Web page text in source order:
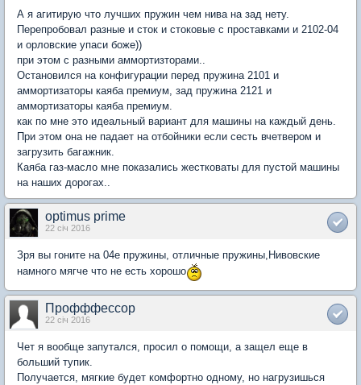
А я агитирую что лучших пружин чем нива на зад нету.
Перепробовал разные и сток и стоковые с проставками и 2102-04
и орловские упаси боже))
при этом с разными аммортизторами..
Остановился на конфигурации перед пружина 2101 и
аммортизаторы каяба премиум, зад пружина 2121 и
аммортизаторы каяба премиум.
как по мне это идеальный вариант для машины на каждый день.
При этом она не падает на отбойники если сесть вчетвером и
загрузить багажник.
Каяба газ-масло мне показались жестковаты для пустой машины
на наших дорогах..
optimus prime
22 січ 2016
Зря вы гоните на 04е пружины, отличные пружины,Нивовские
намного мягче что не есть хорошо
Профффессор
22 січ 2016
Чет я вообще запутался, просил о помощи, а защел еще в
больший тупик.
Получается, мягкие будет комфортно одному, но нагрузишься